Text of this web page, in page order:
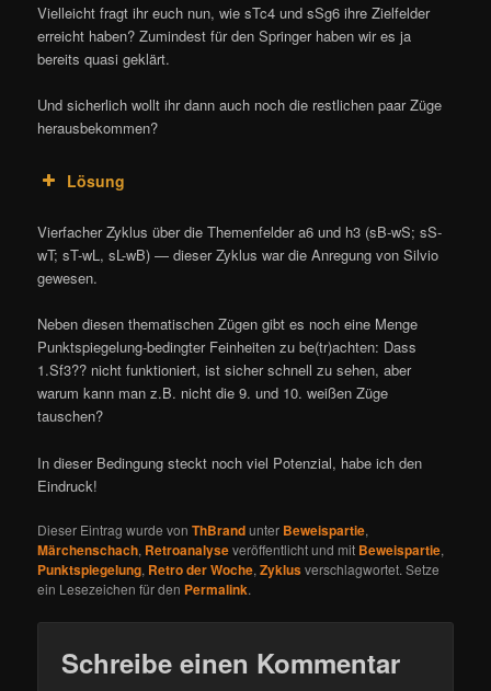
Vielleicht fragt ihr euch nun, wie sTc4 und sSg6 ihre Zielfelder
erreicht haben? Zumindest für den Springer haben wir es ja
bereits quasi geklärt.
Und sicherlich wollt ihr dann auch noch die restlichen paar Züge
herausbekommen?
Lösung
Vierfacher Zyklus über die Themenfelder a6 und h3 (sB-wS; sS-
wT; sT-wL, sL-wB) — dieser Zyklus war die Anregung von Silvio
gewesen.
Neben diesen thematischen Zügen gibt es noch eine Menge
Punktspiegelung-bedingter Feinheiten zu be(tr)achten: Dass
1.Sf3?? nicht funktioniert, ist sicher schnell zu sehen, aber
warum kann man z.B. nicht die 9. und 10. weißen Züge
tauschen?
In dieser Bedingung steckt noch viel Potenzial, habe ich den
Eindruck!
Dieser Eintrag wurde vonThBrandunter Beweispartie,
Märchenschach, Retroanalyseveröffentlicht und mit Beweispartie,
Punktspiegelung, Retro der Woche,Zyklusverschlagwortet. Setze
ein Lesezeichen für den Permalink.
Schreibe einen Kommentar